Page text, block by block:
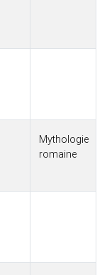
Mythologie
romaine